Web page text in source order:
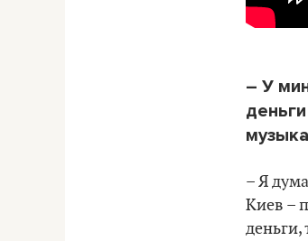
– У
–Я
Киев –